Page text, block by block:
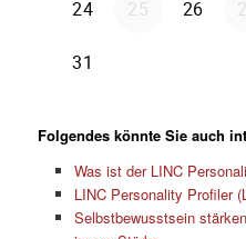
Folgendes könnte Sie auch
Was ist der LINC
LINC Personality Profiler
Selbstbewusstsein